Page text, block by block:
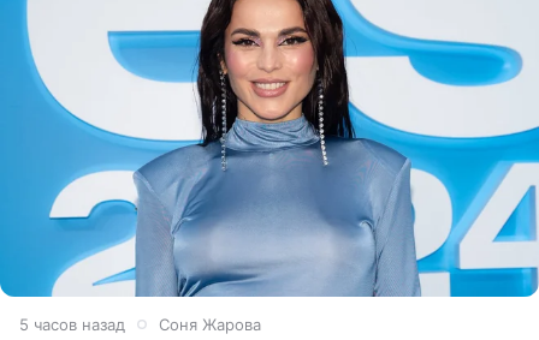
5 часов назад Соня Жарова